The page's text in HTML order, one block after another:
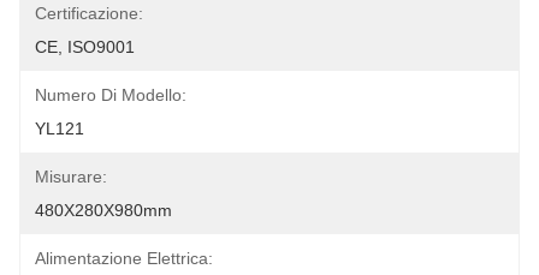
Certificazione:
CE, ISO9001
Numero Di Modello:
YL121
Misurare:
480X280X980mm
Alimentazione Elettrica: